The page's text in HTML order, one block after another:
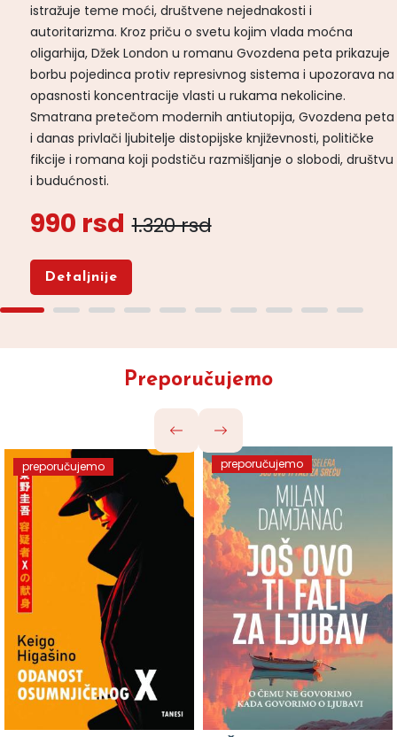
istražuje teme moći, društvene nejednakosti i
autoritarizma. Kroz priču o svetu kojim vlada moćna
oligarhija, Džek London u romanu Gvozdena peta prikazuje
borbu pojedinca protiv represivnog sistema i upozorava na
opasnosti koncentracije vlasti u rukama nekolicine.
Smatrana pretečom modernih antiutopija, Gvozdena peta
i danas privlači ljubitelje distopijske književnosti, političke
fikcije i romana koji podstiču razmišljanje o slobodi, društvu
i budućnosti.
990 rsd 1.320 rsd
Detaljnije
Preporučujemo
preporučujemo preporučujemo